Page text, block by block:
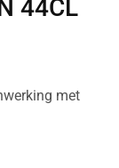
44CL
met